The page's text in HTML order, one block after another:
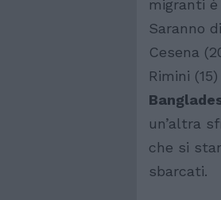
migranti è
Saranno
Cesena
Rimini
un’altra
che si
sbarcati.